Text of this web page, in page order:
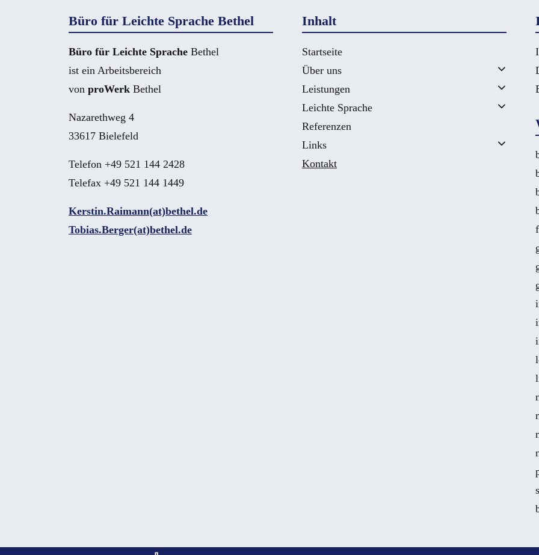
Büro für Leichte Sprache Bethel
Büro für Leichte Sprache Bethel
ist ein Arbeitsbereich
von proWerk Bethel
Nazarethweg 4
33617 Bielefeld
Telefon +49 521 144 2428
Telefax +49 521 144 1449
Kerstin.Raimann(at)bethel.de
Tobias.Berger(at)bethel.de
Inhalt
Startseite
Über uns
Leistungen
Leichte Sprache
Referenzen
Links
Kontakt